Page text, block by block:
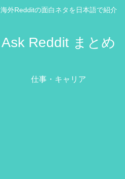
海外Redditの面白ネタを日本語で紹介
Ask Reddit まとめ
仕事・キャリア